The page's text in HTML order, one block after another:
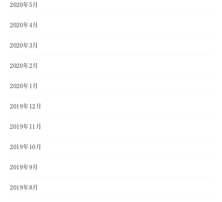
2020年5月
2020年4月
2020年3月
2020年2月
2020年1月
2019年12月
2019年11月
2019年10月
2019年9月
2019年8月